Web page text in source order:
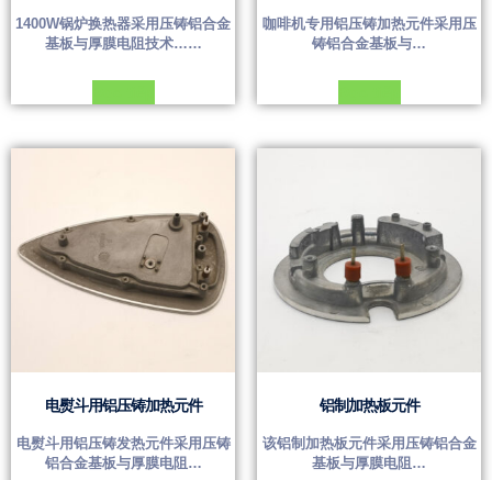
1400W锅炉换热器采用压铸铝合金
基板与厚膜电阻技术……
咖啡机专用铝压铸加热元件采用压
铸铝合金基板与…
电熨斗用铝压铸加热元件
电熨斗用铝压铸发热元件采用压铸
铝合金基板与厚膜电阻…
铝制加热板元件
该铝制加热板元件采用压铸铝合金
基板与厚膜电阻…